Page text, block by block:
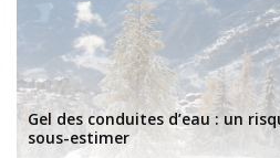
Gel des conduites d’eau : un
sous-estimer